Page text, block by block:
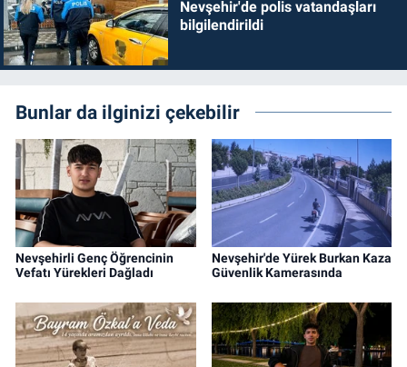
Nevşehir'de polis vatandaşları
bilgilendirildi
Bunlar da ilginizi çekebilir
Nevşehirli Genç Öğrencinin
Vefatı Yürekleri Dağladı
Nevşehir'de Yürek Burkan Kaza
Güvenlik Kamerasında